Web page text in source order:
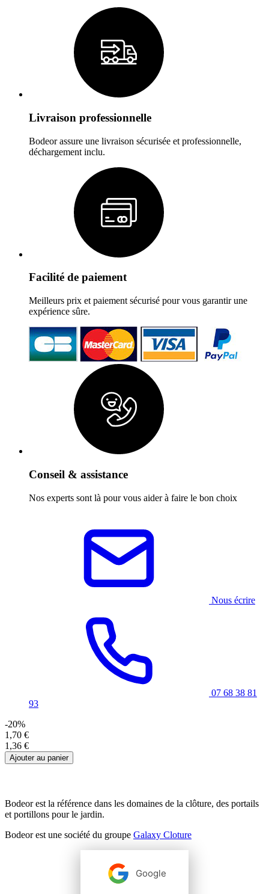
Livraison professionnelle
Bodeor assure une livraison sécurisée et professionnelle,
déchargement inclu.
Facilité de paiement
Meilleurs prix et paiement sécurisé pour vous garantir une
expérience sûre.
Conseil & assistance
Nos experts sont là pour vous aider à faire le bon choix
Nous écrire
07 68 38 81
93
-20%
1,70 €
1,36 €
Ajouter au panier
Bodeor est la référence dans les domaines de la clôture, des portails
et portillons pour le jardin.
Bodeor est une société du groupe Galaxy Cloture